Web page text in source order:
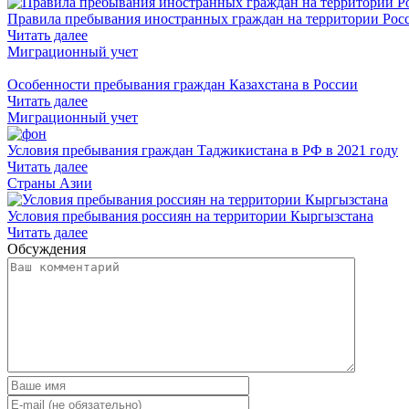
Правила пребывания иностранных граждан на территории
Читать далее
Миграционный учет
Особенности пребывания граждан Казахстана в России
Читать далее
Миграционный учет
Условия пребывания граждан Таджикистана в РФ в 2021 году
Читать далее
Страны Азии
Условия пребывания россиян на территории Кыргызстана
Читать далее
Обсуждения